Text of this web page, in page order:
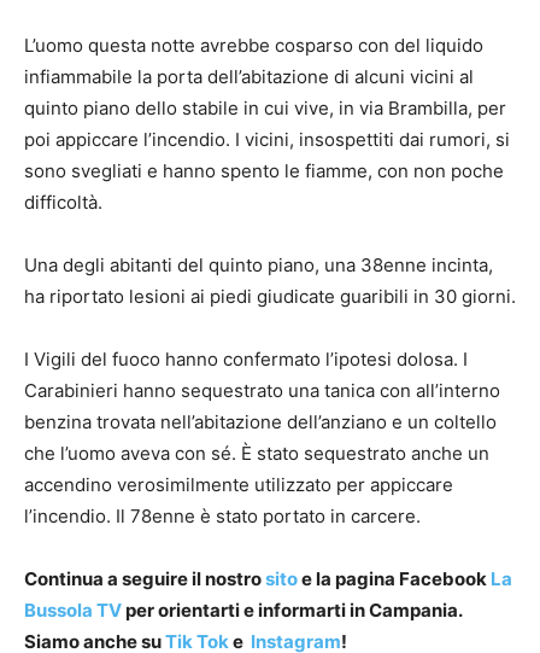
L’uomo questa notte avrebbe cosparso con del liquido
infiammabile la porta dell’abitazione di alcuni vicini al
quinto piano dello stabile in cui vive, in via Brambilla, per
poi appiccare l’incendio. I vicini, insospettiti dai rumori, si
sono svegliati e hanno spento le fiamme, con non poche
difficoltà.
Una degli abitanti del quinto piano, una 38enne incinta,
ha riportato lesioni ai piedi giudicate guaribili in 30 giorni.
I Vigili del fuoco hanno confermato l’ipotesi dolosa. I
Carabinieri hanno sequestrato una tanica con all’interno
benzina trovata nell’abitazione dell’anziano e un coltello
che l’uomo aveva con sé. È stato sequestrato anche un
accendino verosimilmente utilizzato per appiccare
l’incendio. Il 78enne è stato portato in carcere.
Continua a seguire il nostrositoe la pagina Facebook La
Bussola TVper orientarti e informarti in Campania.
Siamo anche suTik Toke Instagram!